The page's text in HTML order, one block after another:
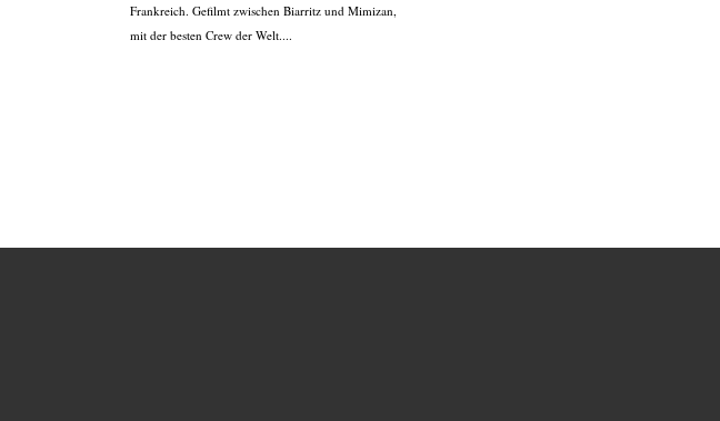
Frankreich. Gefilmt zwischen Biarritz und Mimizan,
mit der besten Crew der Welt....